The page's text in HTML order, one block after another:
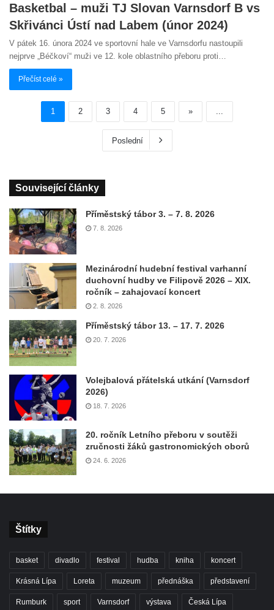
Basketbal – muži TJ Slovan Varnsdorf B vs
Skřivánci Ústí nad Labem (únor 2024)
V pátek 16. února 2024 ve sportovní hale ve Varnsdorfu nastoupili
nejprve „Béčkoví“ muži ve 12. kole oblastního přeboru proti…
Přečíst celé »
1 2 3 4 5 »
Poslední
Související články
Příměstský tábor 3. – 7. 8. 2026
7. 8. 2026
Mezinárodní hudební festival varhanní
duchovní hudby ve Filipově 2026 – XIX.
ročník – zahajovací koncert
2. 8. 2026
Příměstský tábor 13. – 17. 7. 2026
20. 7. 2026
Volejbalová přátelská utkání (Varnsdorf
2026)
18. 7. 2026
20. ročník Letního přeboru v soutěži
zručnosti žáků gastronomických oborů
24. 6. 2026
Štítky
basket divadlo festival hudba kniha koncert
Krásná Lípa Loreta muzeum přednáška představení
Rumburk sport Varnsdorf výstava Česká Lípa